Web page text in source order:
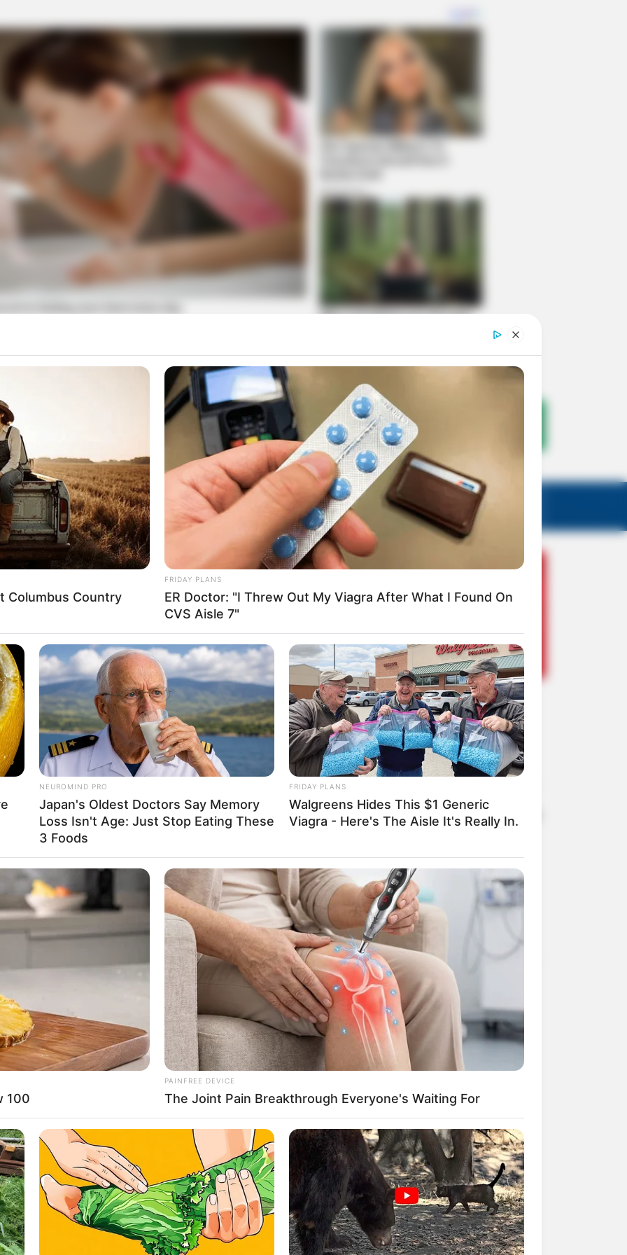
FALE CONOSCO VC REPÓRTER
de Obras trabalha na
pluvial de estradas rurais
com a manutenção das estradas rurais, que somam aproximadamente 500
ShareFacebook TelegramMessenger
Columbus Country
FRIDAY PLANS
ER Doctor: "I Threw Out My Viagra After What I Found On
CVS Aisle 7"
NEUROMIND PRO
Japan's Oldest Doctors Say Memory
Loss Isn't Age: Just Stop Eating These
3 Foods
FRIDAY PLANS
Walgreens Hides This $1 Generic
Viagra - Here's The Aisle It's Really In.
100
PAINFREE DEVICE
The Joint Pain Breakthrough Everyone's Waiting For